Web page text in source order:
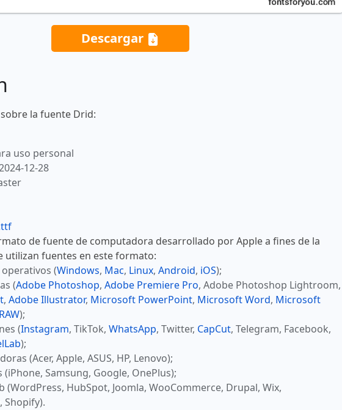
Descargar
la fuente Drid:
uso personal
12-28
de fuente de computadora desarrollado por Apple a fines de la
utilizan fuentes en este formato:
(Windows, Mac, Linux, Android, iOS);
(Adobe Photoshop, Adobe Premiere Pro, Adobe Photoshop Lightroom,
, Adobe Illustrator, Microsoft PowerPoint, Microsoft Word, Microsoft
);
(Instagram, TikTok, WhatsApp, Twitter, CapCut, Telegram, Facebook,
);
(Acer, Apple, ASUS, HP, Lenovo);
Samsung, Google, OnePlus);
(WordPress, HubSpot, Joomla, WooCommerce, Drupal, Wix,
Shopify).